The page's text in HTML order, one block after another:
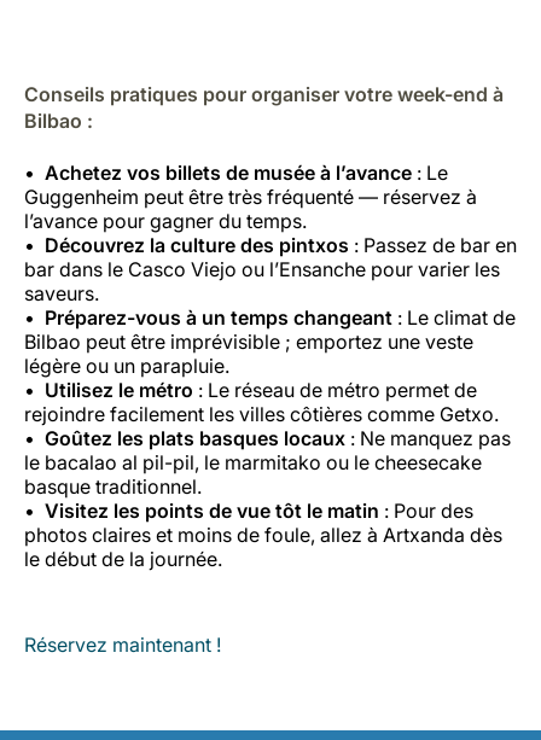
Conseils pratiques pour organiser votre week-end à
Bilbao :
Achetez vos billets de musée à l’avance : Le
Guggenheim peut être très fréquenté — réservez à
l’avance pour gagner du temps.
Découvrez la culture des pintxos : Passez de bar en
bar dans le Casco Viejo ou l’Ensanche pour varier les
saveurs.
Préparez-vous à un temps changeant : Le climat de
Bilbao peut être imprévisible ; emportez une veste
légère ou un parapluie.
Utilisez le métro : Le réseau de métro permet de
rejoindre facilement les villes côtières comme Getxo.
Goûtez les plats basques locaux : Ne manquez pas
le bacalao al pil-pil, le marmitako ou le cheesecake
basque traditionnel.
Visitez les points de vue tôt le matin : Pour des
photos claires et moins de foule, allez à Artxanda dès
le début de la journée.
Réservez maintenant !